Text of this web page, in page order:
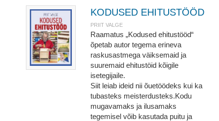
KODUSED EHITUSTÖÖD
PRIIT VALGE
Raamatus „Kodused ehitustööd“
õpetab autor tegema erineva
raskusastmega väiksemaid ja
suuremaid ehitustöid kõigile
isetegijaile.
Siit leiab ideid nii õuetöödeks kui ka
tubasteks meisterdusteks.Kodu
mugavamaks ja ilusamaks
tegemisel võib kasutada puitu ja